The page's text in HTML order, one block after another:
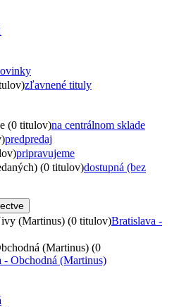
zľavnené tituly
(0 titulov)na centrálnom sklade
predpredaj
pripravujeme
(0 titulov)dostupná (bez
(Martinus) (0 titulov)Bratislava -
(Martinus) (0
- Obchodná (Martinus)